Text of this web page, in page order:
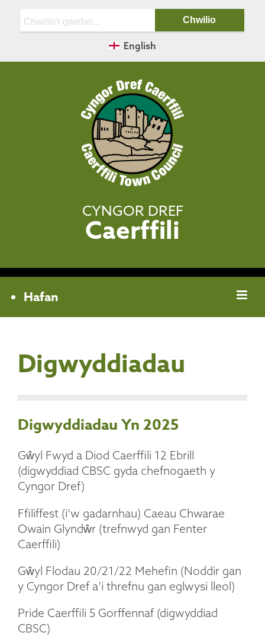
English
CYNGOR DREF
Caerffili
Hafan
Digwyddiadau
Digwyddiadau Yn 2025
Gŵyl Fwyd a Diod Caerffili 12 Ebrill
(digwyddiad CBSC gyda chefnogaeth y
Cyngor Dref)
Ffiliffest (i’w gadarnhau) Caeau Chwarae
Owain Glyndŵr (trefnwyd gan Fenter
Caerffili)
Gŵyl Flodau 20/21/22 Mehefin (Noddir gan
y Cyngor Dref a’i threfnu gan eglwysi lleol)
Pride Caerffili 5 Gorffennaf (digwyddiad
CBSC)